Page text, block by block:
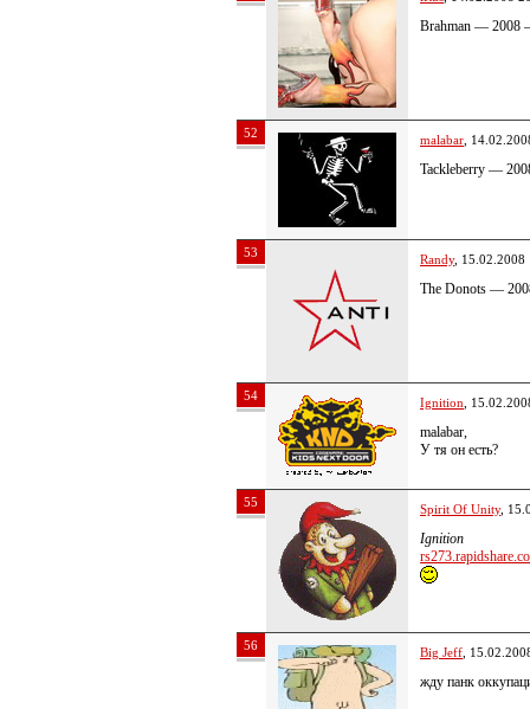
Brahman — 2008
52 malabar ,
Tackleberry —
53 Randy, 15.02.2008
The Donots —
54 Ignition ,
malabar,
У тя он есть?
55 Spirit Of Unity,
Ignition
56 Big Jeff ,
жду панк